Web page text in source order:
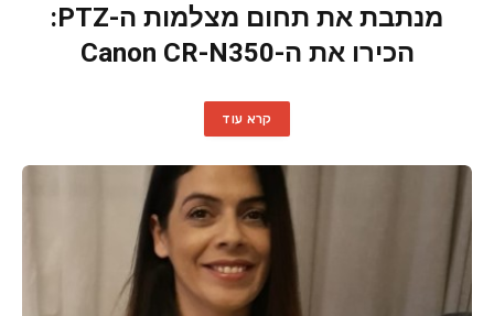
מנתבת את תחום מצלמות ה-PTZ:
הכירו את ה-Canon CR-N350
קרא עוד